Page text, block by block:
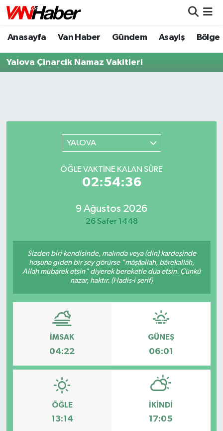
Anasayfa Van Haber Gündem Asayiş Bölge
Yalova Çinarcik Namaz Vakitleri
YALOVA
ÖĞLE VAKTİNE KALAN SÜRE
02:54:36
9 Ağustos 2026
26 Safer 1448
Sizden biri kendisinde, malında veya (din) kardeşinde
hoşuna giden bir şey görürse "mâşâallah, bârekallâh,
Allah mübarek etsin" diyerek bereketle dua etsin. Çünkü
nazar, haktır. (Hadis-i şerif)
İMSAK
04:22
GÜNEŞ
06:01
ÖĞLE
13:14
İKINDI
17:05
Nöbetçi Eczaneler
Hava Durumu
Tüm Manşetler
Son Dakika Haberleri